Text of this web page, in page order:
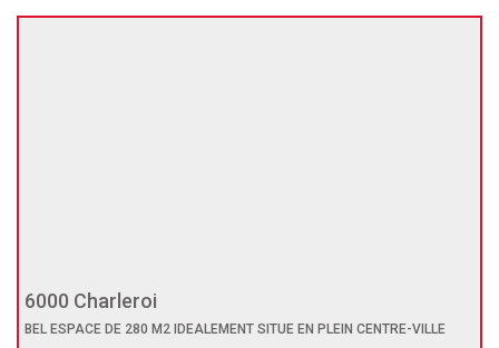
6000 Charleroi
BEL ESPACE DE 280 M2 IDEALEMENT SITUE EN PLEIN CENTRE-VILLE